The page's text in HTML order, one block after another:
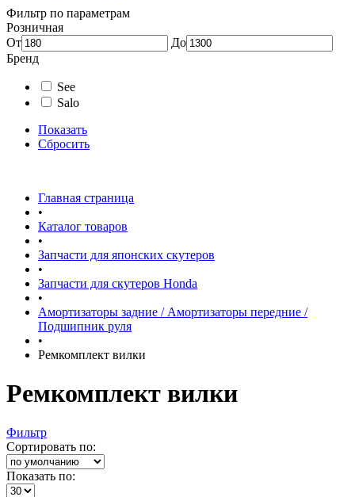
Фильтр по параметрам
Розничная
От
До
Бренд
See
Salo
Показать
Сбросить
Главная страница
•
Каталог товаров
•
Запчасти для японских скутеров
•
Запчасти для скутеров Honda
•
Амортизаторы задние / Амортизаторы передние /
Подшипник руля
•
Ремкомплект вилки
Ремкомплект вилки
Фильтр
Сортировать по:
Показать по: